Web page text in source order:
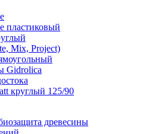
пластиковый
Mix, Project)
Gidrolica
круглый 125/90
древесины